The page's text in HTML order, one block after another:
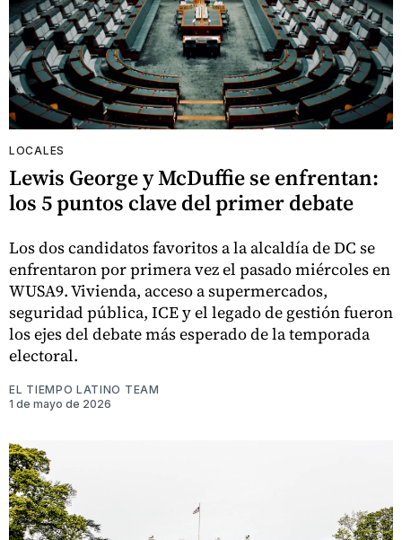
LOCALES
Lewis George y McDuffie se enfrentan:
los 5 puntos clave del primer debate
Los dos candidatos favoritos a la alcaldía de DC se
enfrentaron por primera vez el pasado miércoles en
WUSA9. Vivienda, acceso a supermercados,
seguridad pública, ICE y el legado de gestión fueron
los ejes del debate más esperado de la temporada
electoral.
EL TIEMPO LATINO TEAM
1 de mayo de 2026